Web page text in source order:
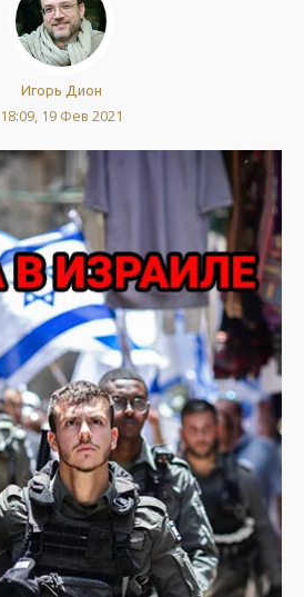
Игорь Дион
18:09, 19 Фев 2021